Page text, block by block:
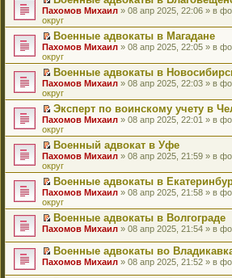
е
н
и
ю
с
о
о
б
щ
е
н
и
ю
т
а
н
н
о
м
у
с
о
о
б
щ
е
н
и
ю
п
р
о
ч
и
т
а
н
н
о
м
у
с
о
о
б
щ
е
н
и
ю
о
м
у
н
е
п
р
о
ч
и
т
а
н
н
о
м
у
с
о
о
б
щ
е
н
ю
к
п
е
р
в
о
м
у
н
е
п
р
о
ч
и
т
а
н
н
о
м
у
с
о
б
щ
е
н
й
т
и
к
п
е
р
в
о
м
у
н
е
п
р
о
ч
и
т
а
н
н
о
м
у
с
о
П
е
р
е
й
т
и
к
п
е
р
в
о
м
у
н
е
п
р
о
ч
и
т
а
н
н
о
Пахомов Михаил » 08 апр 2025, 22:06 » в
округ
П
е
р
е
й
т
и
к
п
е
р
в
о
м
у
н
е
п
р
о
и
т
а
Военные адвокаты в Магадане
Пахомов Михаил » 08 апр 2025, 22:05 » в
округ
П
е
р
е
й
т
и
к
п
е
р
в
о
м
у
н
п
р
о
ч
Военные адвокаты в
Пахомов Михаил » 08 апр 2025, 22:03 » в
округ
П
е
р
е
й
т
и
к
п
е
р
в
о
м
у
н
Эксперт по воинскому учету в
Пахомов Михаил » 08 апр 2025, 22:01 » в
округ
П
е
р
е
й
т
и
к
п
е
р
в
Военный адвокат в Уфе
Пахомов Михаил » 08 апр 2025, 21:59 » в
округ
П
е
р
е
й
и
к
п
Военные адвокаты в
Пахомов Михаил » 08 апр 2025, 21:58 » в
округ
П
р
е
й
т
Военные адвокаты в Волгограде
Пахомов Михаил » 08 апр 2025, 21:54 » в
П
Военные адвокаты во
Пахомов Михаил » 08 апр 2025, 21:52 » в